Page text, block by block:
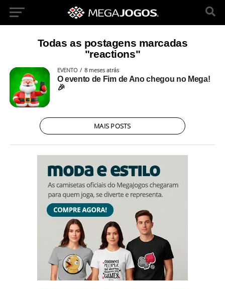
Todas as postagens marcadas
"reactions"
EVENTO 8 meses atrás
O evento de Fim de Ano chegou no Mega!
🎉
MAIS POSTS